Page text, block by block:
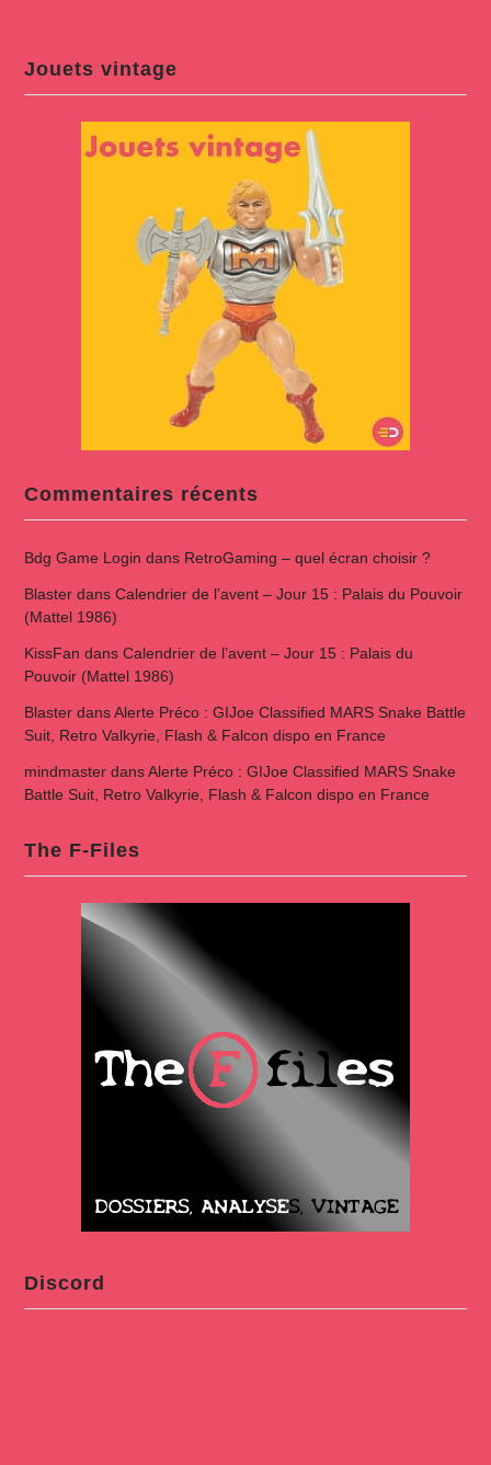
Jouets vintage
Commentaires récents
Bdg Game Login dans RetroGaming – quel écran choisir ?
Blasterdans Calendrier de l’avent – Jour 15 : Palais du Pouvoir
(Mattel 1986)
KissFan dans Calendrier de l’avent – Jour 15 : Palais du
Pouvoir (Mattel 1986)
BlasterdansAlerte Préco : GIJoe Classified MARS Snake Battle
Suit, Retro Valkyrie, Flash & Falcon dispo en France
mindmasterdansAlerte Préco : GIJoe Classified MARS Snake
Battle Suit, Retro Valkyrie, Flash & Falcon dispo en France
The F-Files
Discord